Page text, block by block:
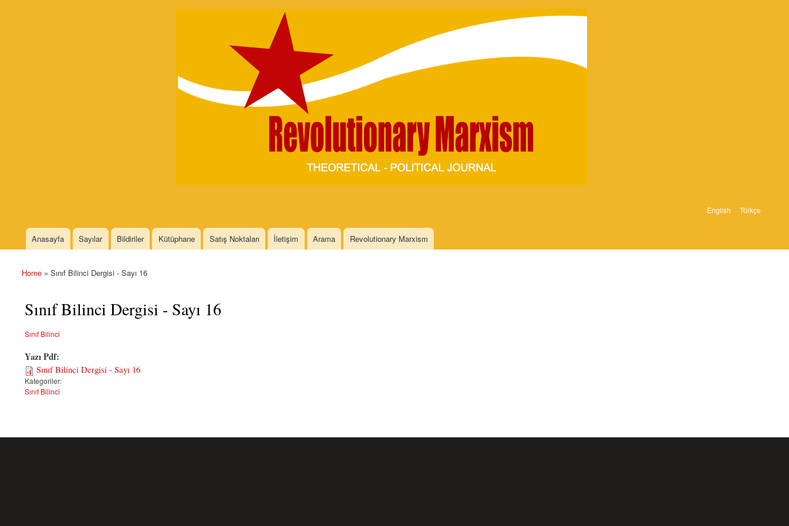
Skip to
English Türkçe
Main menu
Anasayfa Sayılar Bildiriler Kütüphane Satış Noktaları İletişim Arama Revolutionary Marxism
You are here
Home » Sınıf Bilinci Dergisi - Sayı 16
Sınıf Bilinci Dergisi - Sayı 16
Sınıf Bilinci
Yazı Pdf:
Sınıf Bilinci Dergisi - Sayı 16
Kategoriler:
Sınıf Bilinci